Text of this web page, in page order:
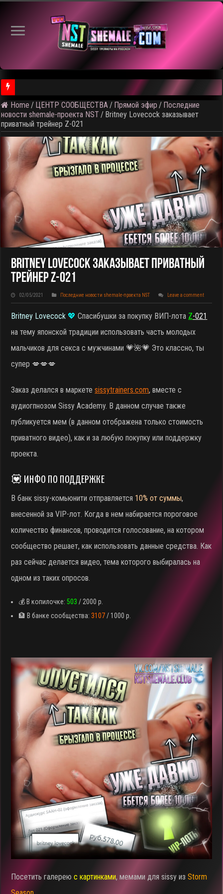
Home / ЦЕНТР СООБЩЕСТВА / Прямой эфир / Последние
новости shemale-проекта NST / Britney Lovecock заказывает
приватный трейнер Z-021
Britney Lovecock Заказывает Приватный
Трейнер Z-021
02/05/2021 Последние новости shemale-проекта NST Leave a comment
Britney Lovecock 💖Cпасибушки за покупку ВИП-лота Z-021
на тему японской традиции использовать часть молодых
мальчиков для секса с мужчинами 💗🌺💗 Это классно, ты
супер 💋💋💋
Заказ делался в маркетеsissytrainers.com, вместе с
аудиогпнозом Sissy Academy. В данном случае также
публикуется мем (в данном отображена только стоимость
приватного видео), как и за любую покупку или поддержку
проекта.
💟 ИНФО ПО ПОДДЕРЖКЕ
В банк sissy-комьюнити отправляется 10% от суммы,
внесенной за VIP-лот. Когда в нем набирается пороговое
количество финансов, проводится голосование, на котором
сообщество решает, как использовать данные средства. Как
раз сейчас делается видео, тема которого выбиралась на
одном из таких опросов.
💰 В копилочке:503/ 2000 р.
🏦 В банке сообщества:3107/ 1000 р.
Посетить галереюс картинками, мемами для sissy изStorm